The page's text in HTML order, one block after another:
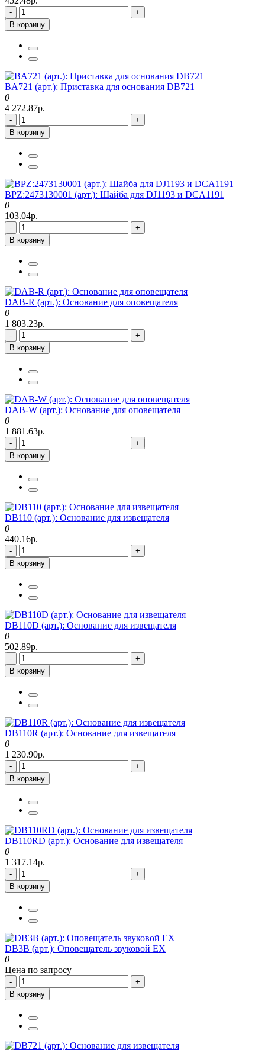
-
+
В корзину
BA721 (арт.): Приставка для основания DB721
0
4 272.87р.
-
+
В корзину
BPZ:2473130001 (арт.): Шайба для DJ1193 и DCA1191
0
103.04р.
-
+
В корзину
DAB-R (арт.): Основание для оповещателя
0
1 803.23р.
-
+
В корзину
DAB-W (арт.): Основание для оповещателя
0
1 881.63р.
-
+
В корзину
DB110 (арт.): Основание для извещателя
0
440.16р.
-
+
В корзину
DB110D (арт.): Основание для извещателя
0
502.89р.
-
+
В корзину
DB110R (арт.): Основание для извещателя
0
1 230.90р.
-
+
В корзину
DB110RD (арт.): Основание для извещателя
0
1 317.14р.
-
+
В корзину
DB3B (арт.): Оповещатель звуковой EX
0
Цена по запросу
-
+
В корзину